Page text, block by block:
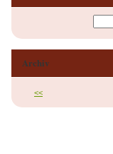
Archiv
<<